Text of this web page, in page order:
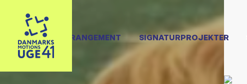
OPRET ARRANGEMENT SIGNATURPROJEKTER